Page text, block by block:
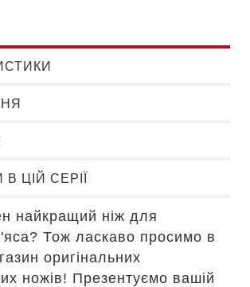
ЦІЙ СЕРІЇ
найкращий ніж для
Тож ласкаво просимо в
оригінальних
ножів! Презентуємо вашій